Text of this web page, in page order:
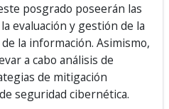
posgrado poseerán las
evaluación y gestión de la
la información. Asimismo,
a cabo análisis de
de mitigación
seguridad cibernética.